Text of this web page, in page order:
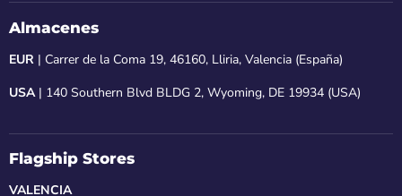
Almacenes
EUR | Carrer de la Coma 19, 46160, Lliria, Valencia (España)
USA| 140 Southern Blvd BLDG 2, Wyoming, DE 19934 (USA)
Flagship Stores
VALENCIA